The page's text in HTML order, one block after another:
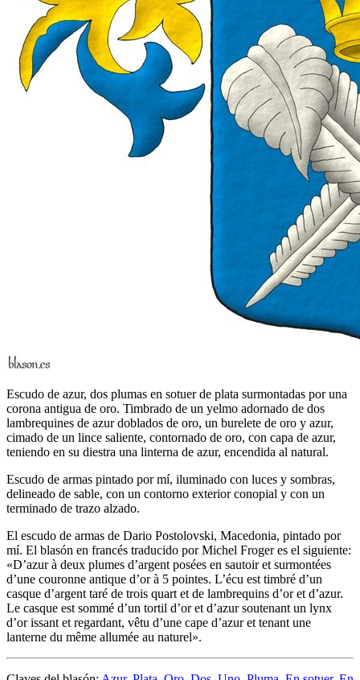
Escudo de azur, dos plumas en sotuer de plata surmontadas por una
corona antigua de oro. Timbrado de un yelmo adornado de dos
lambrequines de azur doblados de oro, un burelete de oro y azur,
cimado de un lince saliente, contornado de oro, con capa de azur,
teniendo en su diestra una linterna de azur, encendida al natural.
Escudo de armas pintado por mí, iluminado con luces y sombras,
delineado de sable, con un contorno exterior conopial y con un
terminado de trazo alzado.
El escudo de armas de Dario Postolovski, Macedonia, pintado por
mí. El blasón en francés traducido por Michel Froger es el siguiente:
«D’azur à deux plumes d’argent posées en sautoir et surmontées
d’une couronne antique d’or à 5 pointes. L’écu est timbré d’un
casque d’argent taré de trois quart et de lambrequins d’or et d’azur.
Le casque est sommé d’un tortil d’or et d’azur soutenant un lynx
d’or issant et regardant, vêtu d’une cape d’azur et tenant une
lanterne du même allumée au naturel».